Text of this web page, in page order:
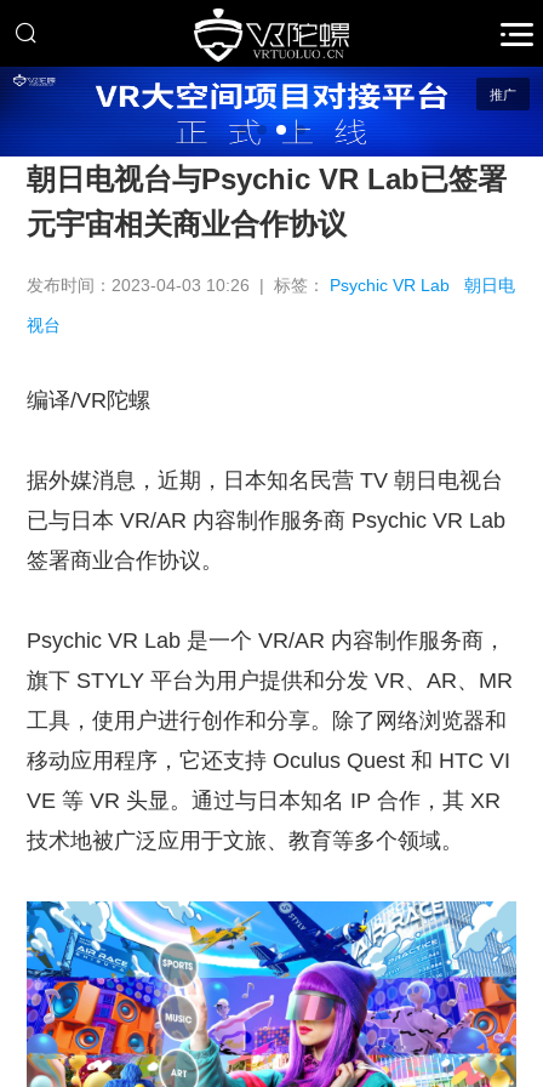
推广
朝日电视台与Psychic VR Lab已签署
元宇宙相关商业合作协议
发布时间：2023-04-03 10:26 | 标签： Psychic VR Lab 朝日电
视台
编译/VR陀螺
据外媒消息，近期，日本知名民营 TV 朝日电视台
已与日本 VR/AR 内容制作服务商 Psychic VR Lab
签署商业合作协议。
Psychic VR Lab 是一个 VR/AR 内容制作服务商，
旗下 STYLY 平台为用户提供和分发 VR、AR、MR
工具，使用户进行创作和分享。除了网络浏览器和
移动应用程序，它还支持 Oculus Quest 和 HTC VI
VE 等 VR 头显。通过与日本知名 IP 合作，其 XR
技术地被广泛应用于文旅、教育等多个领域。